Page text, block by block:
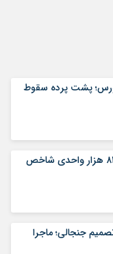
پشت پرده سقوط
شوک به بورس تهران؛ رشد ۸۱ هزار واحدی شاخص
جنجالی؛ ماجرا